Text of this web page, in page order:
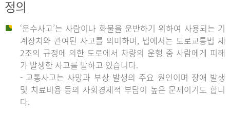
정의
‘운수사고’는 사람이나 화물을 운반하기 위하여 사용되는 기
계장치와 관여된 사고를 의미하며, 법에서는 도로교통법 제
2조의 규정에 의한 도로에서 차량의 운행 중 사람에게 피해
가 발생한 사고를 말하고 있습니다.
- 교통사고는 사망과 부상 발생의 주요 원인이며 장애 발생
및 치료비용 등의 사회경제적 부담이 높은 문제이기도 합니
다.